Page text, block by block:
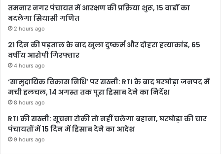
तमनार नगर पंचायत में आरक्षण की प्रक्रिया शुरू, 15 वार्डों का
बदलेगा सियासी गणित
2 hours ago
21 दिन की पड़ताल के बाद खुला दुष्कर्म और दोहरा हत्याकांड, 65
वर्षीय आरोपी गिरफ्तार
4 hours ago
‘सामुदायिक विकास निधि’ पर सख्ती: RTI के बाद घरघोड़ा जनपद में
मची हलचल, 14 अगस्त तक पूरा हिसाब देने का निर्देश
8 hours ago
RTI की सख्ती: सूचना रोकी तो नहीं चलेगा बहाना, घरघोड़ा की चार
पंचायतों में 15 दिन में हिसाब देने का आदेश
9 hours ago